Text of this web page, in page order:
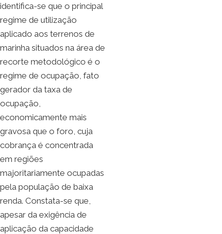
identifica-se que o principal
regime de utilização
aplicado aos terrenos de
marinha situados na área de
recorte metodológico é o
regime de ocupação, fato
gerador da taxa de
ocupação,
economicamente mais
gravosa que o foro, cuja
cobrança é concentrada
em regiões
majoritariamente ocupadas
pela população de baixa
renda. Constata-se que,
apesar da exigência de
aplicação da capacidade